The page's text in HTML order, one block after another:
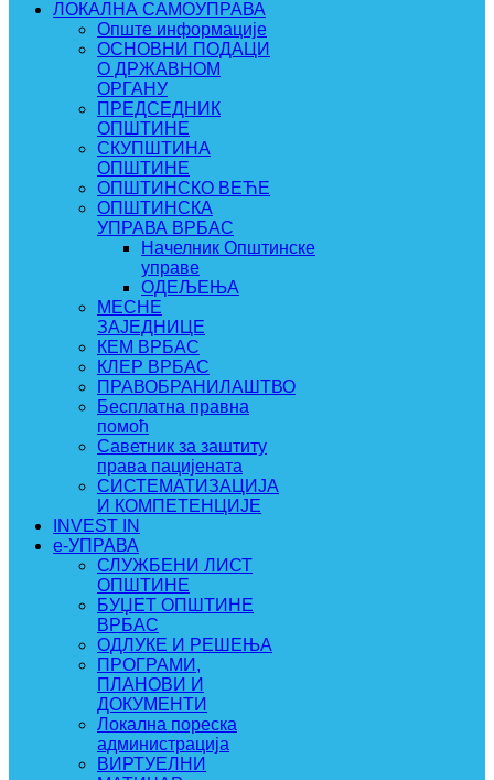
ЛОКАЛНА САМОУПРАВА
Опште информације
ОСНОВНИ ПОДАЦИ
О ДРЖАВНОМ
ОРГАНУ
ПРЕДСЕДНИК
ОПШТИНЕ
СКУПШТИНА
ОПШТИНЕ
ОПШТИНСКО ВЕЋЕ
ОПШТИНСКА
УПРАВА ВРБАС
Начелник Општинске
управе
ОДЕЉЕЊА
МЕСНЕ
ЗАЈЕДНИЦЕ
КЕМ ВРБАС
КЛЕР ВРБАС
ПРАВОБРАНИЛАШТВО
Бесплатна правна
помоћ
Саветник за заштиту
права пацијената
СИСТЕМАТИЗАЦИЈА
И КОМПЕТЕНЦИЈЕ
INVEST IN
e-УПРАВА
СЛУЖБЕНИ ЛИСТ
ОПШТИНЕ
БУЏЕТ ОПШТИНЕ
ВРБАС
ОДЛУКЕ И РЕШЕЊА
ПРОГРАМИ,
ПЛАНОВИ И
ДОКУМЕНТИ
Локална пореска
администрација
ВИРТУЕЛНИ